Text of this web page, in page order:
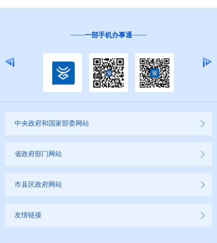
一部手机办事通
中央政府和国家部委网站
省政府部门网站
市县区政府网站
友情链接